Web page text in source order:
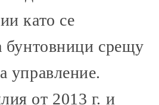
като се
бунтовници срещу
управление.
от 2013 г. и